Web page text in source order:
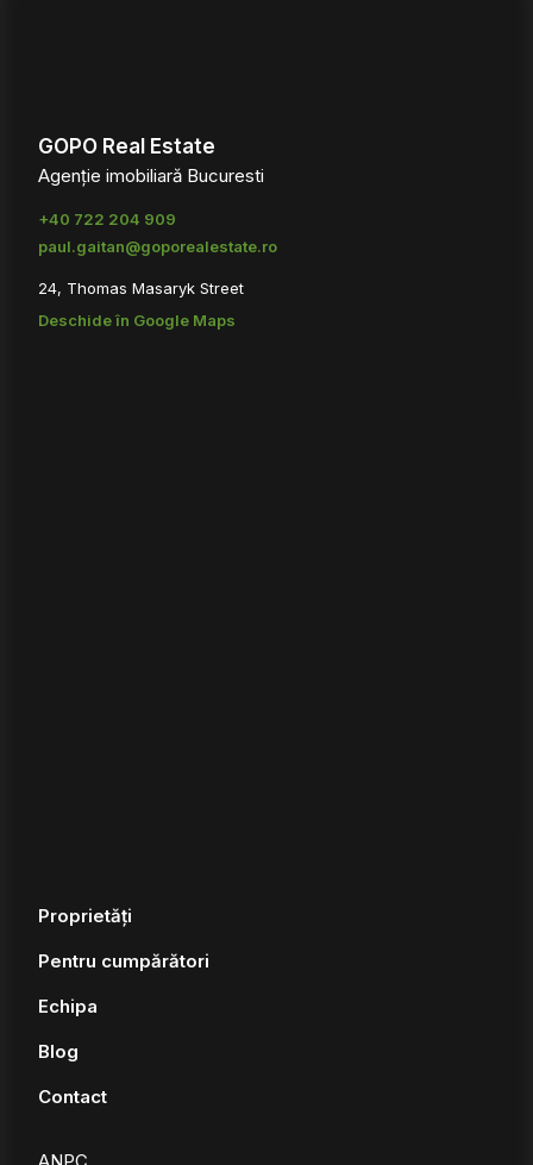
GOPO Real Estate
Agenție imobiliară Bucuresti
+40 722 204 909
paul.gaitan@goporealestate.ro
24, Thomas Masaryk Street
Deschide în Google Maps